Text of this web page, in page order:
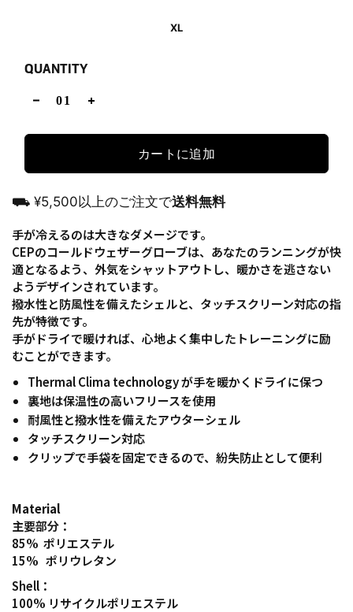
XL
QUANTITY
カートに追加
⛟ ¥5,500以上のご注文で送料無料
手が冷えるのは大きなダメージです。
CEPのコールドウェザーグローブは、あなたのランニングが快
適となるよう、外気をシャットアウトし、暖かさを逃さない
ようデザインされています。
撥水性と防風性を備えたシェルと、タッチスクリーン対応の指
先が特徴です。
手がドライで暖ければ、心地よく集中したトレーニングに励
むことができます。
Thermal Clima technology が手を暖かくドライに保つ
裏地は保温性の高いフリースを使用
耐風性と撥水性を備えたアウターシェル
タッチスクリーン対応
クリップで手袋を固定できるので、紛失防止として便利
Material
主要部分：
85%ポリエステル
15% ポリウレタン
Shell：
100% リサイクルポリエステル